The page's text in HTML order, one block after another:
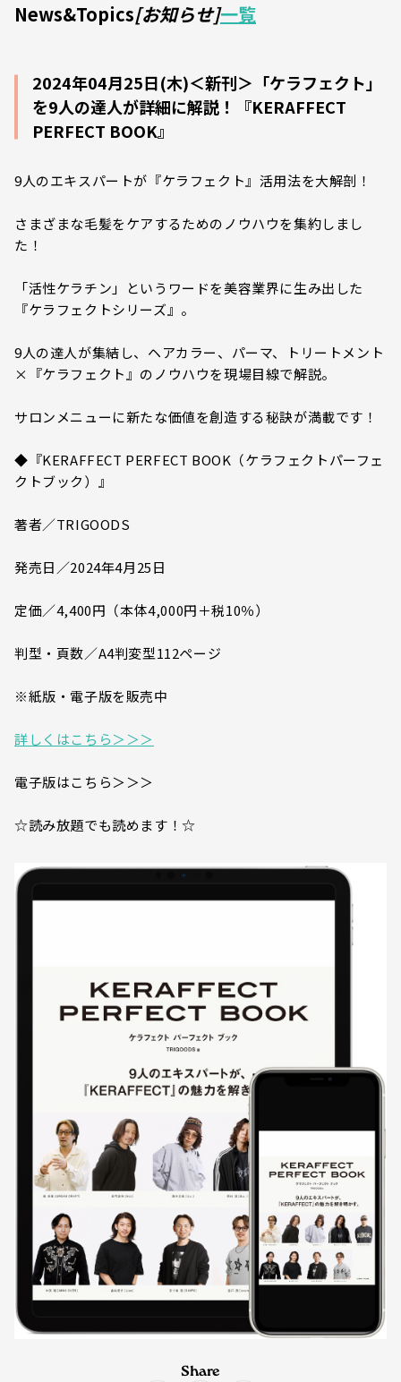
News&Topics[お知らせ]一覧
2024年04月25日(木)＜新刊＞「ケラフェクト」
を9人の達人が詳細に解説！『KERAFFECT
PERFECT BOOK』
9人のエキスパートが『ケラフェクト』活用法を大解剖！
さまざまな毛髪をケアするためのノウハウを集約しまし
た！
「活性ケラチン」というワードを美容業界に生み出した
『ケラフェクトシリーズ』。
9人の達人が集結し、ヘアカラー、パーマ、トリートメント
×『ケラフェクト』のノウハウを現場目線で解説。
サロンメニューに新たな価値を創造する秘訣が満載です！
◆『KERAFFECT PERFECT BOOK（ケラフェクトパーフェ
クトブック）』
著者／TRIGOODS
発売日／2024年4月25日
定価／4,400円（本体4,000円＋税10％）
判型・頁数／A4判変型112ページ
※紙版・電子版を販売中
詳しくはこちら＞＞＞
電子版はこちら＞＞＞
☆読み放題でも読めます！☆
Share